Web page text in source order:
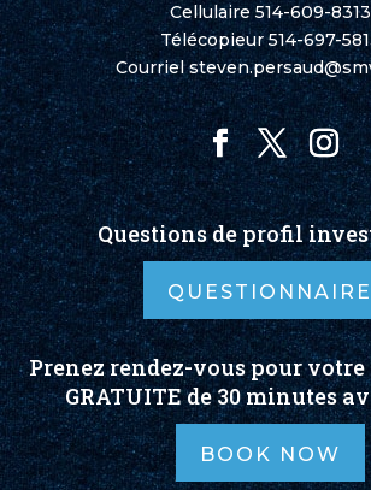
Cellulaire 514-609-8313
Télécopieur 514-697-
Courriel
Questions de profil
QUESTIONNAIRE
Prenez rendez-vous pour
GRATUITE de 30 minutes
BOOK NOW